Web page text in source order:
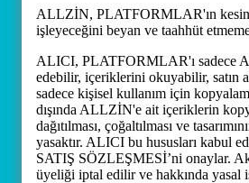
ALLZİN, PLATFORMLAR'ın
işleyeceğini beyan ve taahhüt
ALICI, PLATFORMLAR'ı sadece
edebilir, içeriklerini okuyabilir, satın
sadece kişisel kullanım için
dışında ALLZİN'e ait içeriklerin
dağıtılması, çoğaltılması ve
yasaktır. ALICI bu hususları kabul
SATIŞ SÖZLEŞMESİ’ni onaylar.
üyeliği iptal edilir ve hakkında yasal